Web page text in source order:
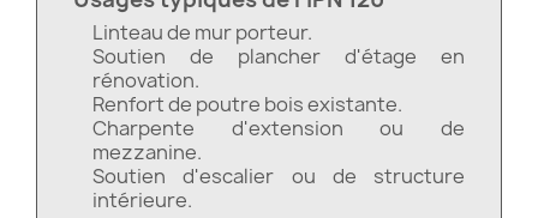
Linteau de mur porteur.
Soutien de plancher d'étage en
rénovation.
Renfort de poutre bois existante.
Charpente d'extension ou de
mezzanine.
Soutien d'escalier ou de structure
intérieure.